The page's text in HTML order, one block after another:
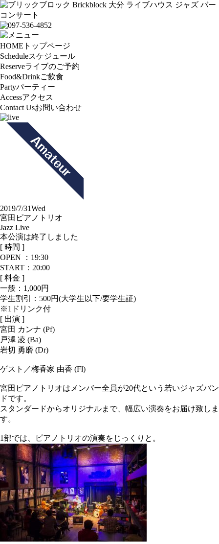
HOME トップページ
Scheduleスケジュール
Reserveライブのご予約
Food&Drinkご飲食
Partyパーティー
Accessアクセス
Contact Usお問い合わせ
2019/7/31Wed
宮田ピアノトリオ
Jazz Live
本公演は終了しました
[ 時間 ]
OPEN ： 19:30
START：20:00
[ 料金 ]
一般： 1,000円
学生割引：500円(大学生以下/要学生証)
※1ドリンク付
[ 出演 ]
宮田 カンナ (Pf)
戸澤 凌 (Ba)
岩切 勇磨 (Dr)
ゲスト／梅香家 由香 (Fl)
宮田ピアノトリオはメンバー全員が20代という若いジャズバン
ドです。
スタンダードからオリジナルまで、幅広い演奏をお届け致しま
す。
1部では、ピアノトリオの演奏をじっくりと。